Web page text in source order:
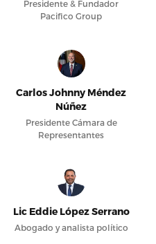
Presidente & Fundador
Pacifico Group
Carlos Johnny Méndez
Núñez
Presidente Cámara de
Representantes
Lic Eddie López Serrano
Abogado y analista político